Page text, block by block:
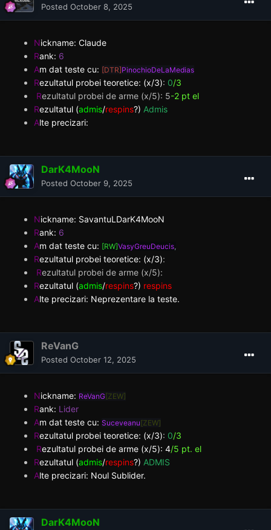
Posted October 8, 2025
Nickname: Claude
Rank: 6
Am dat teste cu: [DTR]PinochioDeLaMedias
Rezultatul probei teoretice: (x/3): 0/3
Rezultatul probei de arme (x/5): 5-2 pt el
Rezultatul (admis/respins?) Admis
Alte precizari:
DarK4MooN
Posted October 9, 2025
Nickname: SavantuLDarK4MooN
Rank: 6
Am dat teste cu: [RW]VasyGreuDeucis
Rezultatul probei teoretice: (x/3):
Rezultatul probei de arme (x/5):
Rezultatul (admis/respins?) respins
Alte precizari: Neprezentare la teste.
ReVanG
Posted October 12, 2025
Nickname: ReVanG[ZEW]
Rank: Lider
Am dat teste cu: Suceveanu[ZEW]
Rezultatul probei teoretice: (x/3): 0/3
Rezultatul probei de arme (x/5): 4/5 pt. el
Rezultatul (admis/respins?) ADMIS
Alte precizari: Noul Sublider.
DarK4MooN